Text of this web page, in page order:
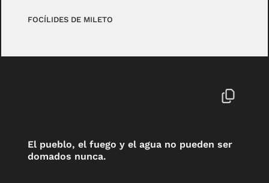
FOCÍLIDES DE MILETO
El pueblo, el fuego y el agua no pueden ser
domados nunca.